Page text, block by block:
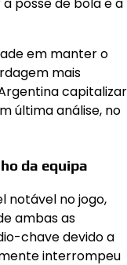
em manter o
mais
capitalizar
última análise, no
da equipa
notável no jogo,
ambas as
chave devido a
interrompeu